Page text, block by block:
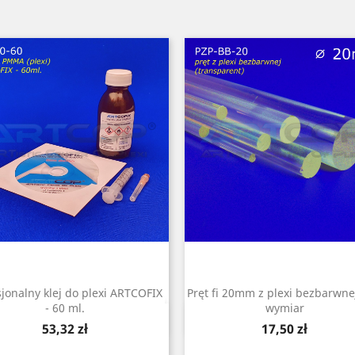
klej do plexi ARTCOFIX
- 60 ml.
Cena
53,32 zł
Szybki podgląd
Pręt fi 20mm z plexi
wymiar
Cena
17,50 zł
Szybki podgląd